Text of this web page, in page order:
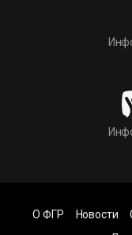
О ФГР Новости